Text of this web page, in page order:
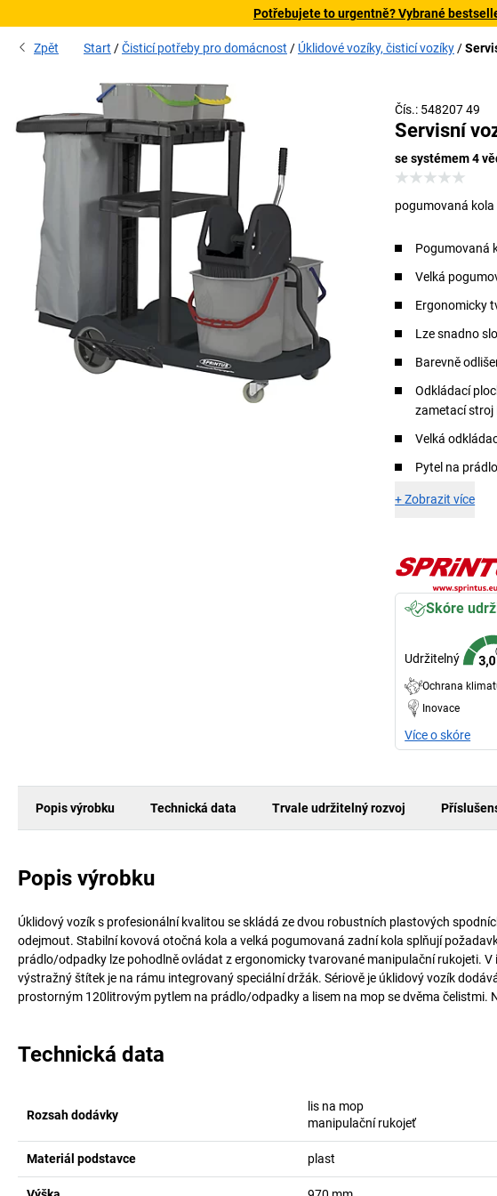
Potřebujete to urgentně? Vybrané
Zpět Start Čisticí potřeby pro domácnost Úklidové vozíky, čisticí vozíky
Čís.: 548207 49
Servisní
se systémem 4
pogumovaná kola
Pogumovaná
Velká
Ergonomicky
Lze snadno
Barevně
Odkládací
zametací stroj
Velká
Pytel na
+Zobrazit více
Skóre
Udržitelný
Ochrana
Inovace
Více o skóre
Popis výrobku Technická data Trvale udržitelný rozvoj
Popis výrobku
Úklidový vozík s profesionální kvalitou se skládá ze dvou robustních plastových
odejmout. Stabilní kovová otočná kola a velká pogumovaná zadní kola splňují
prádlo/odpadky lze pohodlně ovládat z ergonomicky tvarované manipulační rukojeti.
výstražný štítek je na rámu integrovaný speciální držák. Sériově je úklidový vozík
prostorným 120litrovým pytlem na prádlo/odpadky a lisem na mop se dvěma čelistmi.
Technická data
Rozsah dodávky
lis na mop
manipulační rukojeť
Materiál podstavce plast